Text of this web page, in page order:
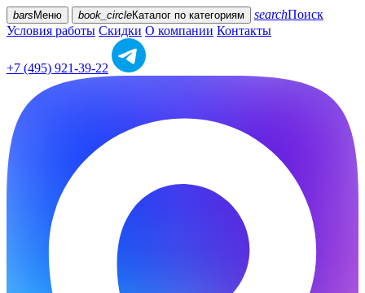
bars Меню book_circleКаталог по категориям searchПоиск
Условия работы Скидки О компании Контакты
+7 (495) 921-39-22